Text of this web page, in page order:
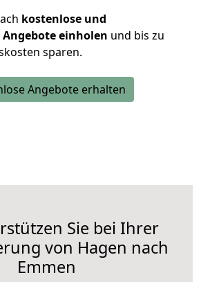
kostenlose und
einholen und bis zu
sparen.
Angebote erhalten
Sie bei Ihrer
von Hagen nach
Emmen